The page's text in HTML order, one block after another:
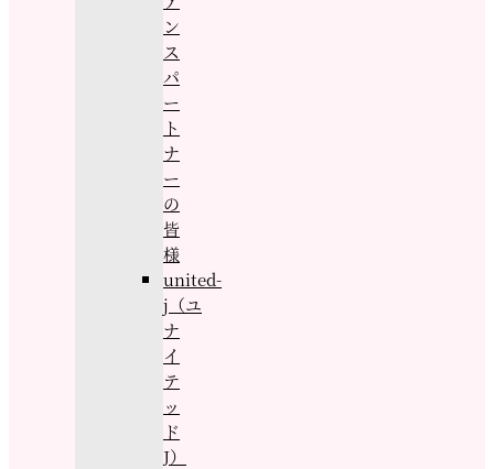
ン
ス
パ
ー
ト
ナ
ー
の
皆
様
united-
j（ユ
ナ
イ
テ
ッ
ド
J）